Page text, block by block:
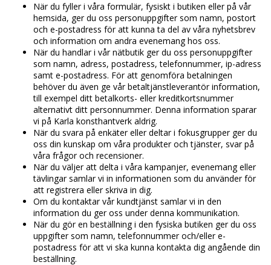
När du fyller i våra formulär, fysiskt i butiken eller på vår
hemsida, ger du oss personuppgifter som namn, postort
och e-postadress för att kunna ta del av våra nyhetsbrev
och information om andra evenemang hos oss.
När du handlar i vår nätbutik ger du oss personuppgifter
som namn, adress, postadress, telefonnummer, ip-adress
samt e-postadress. För att genomföra betalningen
behöver du även ge vår betaltjänstleverantör information,
till exempel ditt betalkorts- eller kreditkortsnummer
alternativt ditt personnummer. Denna information sparar
vi på Karla konsthantverk aldrig.
När du svara på enkäter eller deltar i fokusgrupper ger du
oss din kunskap om våra produkter och tjänster, svar på
våra frågor och recensioner.
När du väljer att delta i våra kampanjer, evenemang eller
tävlingar samlar vi in informationen som du använder för
att registrera eller skriva in dig.
Om du kontaktar vår kundtjänst samlar vi in den
information du ger oss under denna kommunikation.
När du gör en beställning i den fysiska butiken ger du oss
uppgifter som namn, telefonnummer och/eller e-
postadress för att vi ska kunna kontakta dig angående din
beställning.